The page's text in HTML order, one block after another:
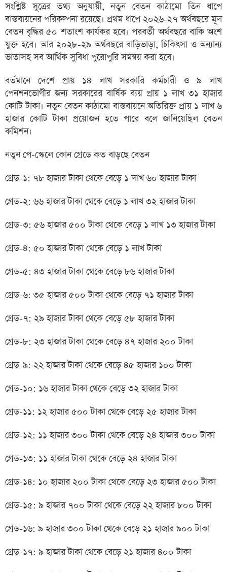
সংশ্লিষ্ট সূত্রের তথ্য অনুযায়ী, নতুন বেতন কাঠামো তিন ধাপে
বাস্তবায়নের পরিকল্পনা রয়েছে। প্রথম ধাপে ২০২৬-২৭ অর্থবছরে মূল
বেতন বৃদ্ধির ৫০ শতাংশ কার্যকর হবে। পরবর্তী অর্থবছরে বাকি অংশ
যুক্ত হবে। আর ২০২৮-২৯ অর্থবছরে বাড়িভাড়া, চিকিৎসা ও অন্যান্য
ভাতাসহ সব আর্থিক সুবিধা পুরোপুরি সমন্বয় করা হবে।
বর্তমানে দেশে প্রায় ১৪ লাখ সরকারি কর্মচারী ও ৯ লাখ
পেনশনভোগীর জন্য সরকারের বার্ষিক ব্যয় প্রায় ১ লাখ ৩১ হাজার
কোটি টাকা। নতুন বেতন কাঠামো বাস্তবায়নে অতিরিক্ত প্রায় ১ লাখ ৬
হাজার কোটি টাকা প্রয়োজন হতে পারে বলে জানিয়েছিল বেতন
কমিশন।
নতুন পে-স্কেলে কোন গ্রেডে কত বাড়ছে বেতন
গ্রেড-১: ৭৮ হাজার টাকা থেকে বেড়ে ১ লাখ ৬০ হাজার টাকা
গ্রেড-২: ৬৬ হাজার টাকা থেকে বেড়ে ১ লাখ ৩২ হাজার টাকা
গ্রেড-৩: ৫৬ হাজার ৫০০ টাকা থেকে বেড়ে ১ লাখ ১৩ হাজার টাকা
গ্রেড-৪: ৫০ হাজার টাকা থেকে বেড়ে ১ লাখ টাকা
গ্রেড-৫: ৪৩ হাজার টাকা থেকে বেড়ে ৮৬ হাজার টাকা
গ্রেড-৬: ৩৫ হাজার ৫০০ টাকা থেকে বেড়ে ৭১ হাজার টাকা
গ্রেড-৭: ২৯ হাজার টাকা থেকে বেড়ে ৫৮ হাজার টাকা
গ্রেড-৮: ২৩ হাজার টাকা থেকে বেড়ে ৪৭ হাজার ২০০ টাকা
গ্রেড-৯: ২২ হাজার টাকা থেকে বেড়ে ৪৫ হাজার ১০০ টাকা
গ্রেড-১০: ১৬ হাজার টাকা থেকে বেড়ে ৩২ হাজার টাকা
গ্রেড-১১: ১২ হাজার ৫০০ টাকা থেকে বেড়ে ২৫ হাজার টাকা
গ্রেড-১২: ১১ হাজার ৩০০ টাকা থেকে বেড়ে ২৪ হাজার ৩০০ টাকা
গ্রেড-১৩: ১১ হাজার টাকা থেকে বেড়ে ২৪ হাজার টাকা
গ্রেড-১৪: ১০ হাজার ২০০ টাকা থেকে বেড়ে ২৩ হাজার ৫০০ টাকা
গ্রেড-১৫: ৯ হাজার ৭০০ টাকা থেকে বেড়ে ২২ হাজার ৮০০ টাকা
গ্রেড-১৬: ৯ হাজার ৩০০ টাকা থেকে বেড়ে ২১ হাজার ৯০০ টাকা
গ্রেড-১৭: ৯ হাজার টাকা থেকে বেড়ে ২১ হাজার ৪০০ টাকা